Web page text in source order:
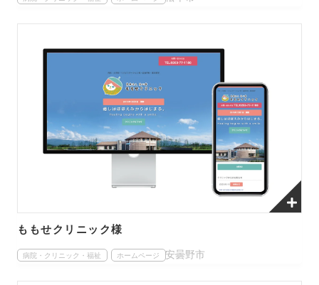
ももせクリニック様
病院・クリニック・福祉 ホームページ 安曇野市